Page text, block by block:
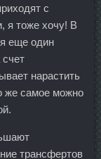
с
я тоже хочу! В
еще один
нарастить
же самое можно
трансфертов